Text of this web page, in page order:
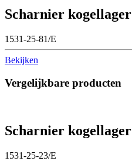
Scharnier kogellager
1531-25-81/E
Bekijken
Vergelijkbare producten
Scharnier kogellager
1531-25-23/E